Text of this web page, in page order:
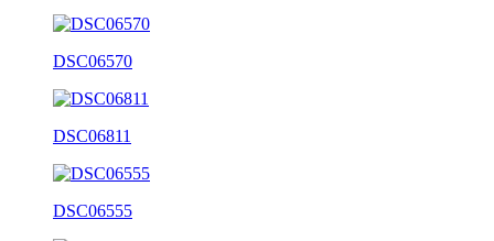
DSC06570
DSC06811
DSC06555